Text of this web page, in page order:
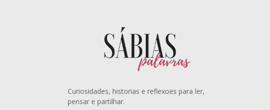
Curiosidades, historias e reflexoes para ler,
pensar e partilhar.